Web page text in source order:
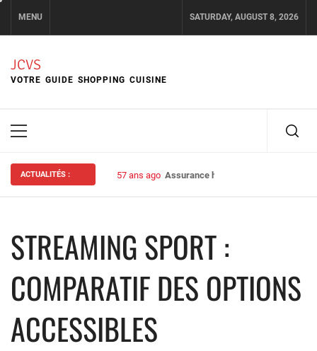
content
MENU SATURDAY, AUGUST 8, 2026
JCVS
VOTRE GUIDE SHOPPING CUISINE
Primary
ACTUALITÉS : 57 ans ago Assurance habitation : bien choisir
STREAMING SPORT :
COMPARATIF DES OPTIONS
ACCESSIBLES